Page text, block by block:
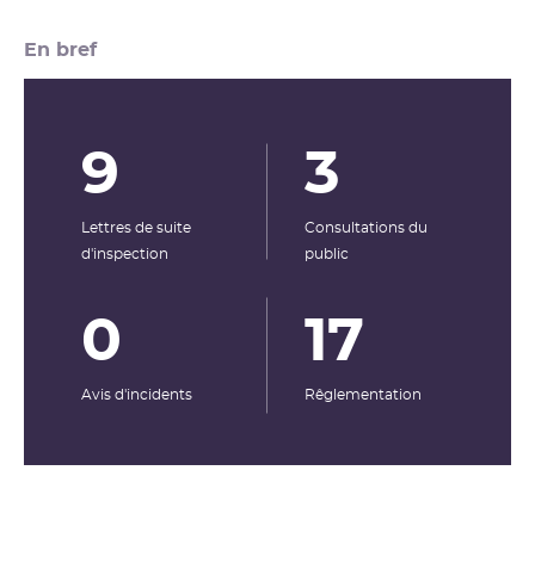
En bref
9
Lettres de suite
d'inspection
3
Consultations du
public
0
Avis d'incidents
17
Rêglementation